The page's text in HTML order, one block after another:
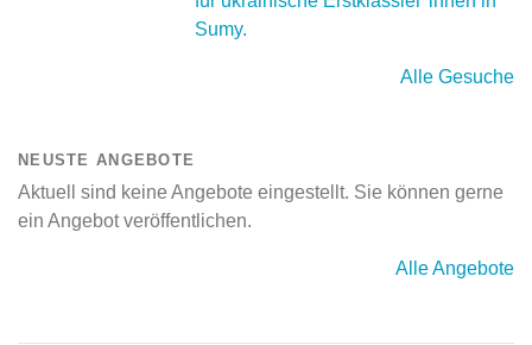
Sumy.
Alle Gesuche
NEUSTE ANGEBOTE
Aktuell sind keine Angebote eingestellt. Sie können gerne
ein Angebot veröffentlichen.
Alle Angebote